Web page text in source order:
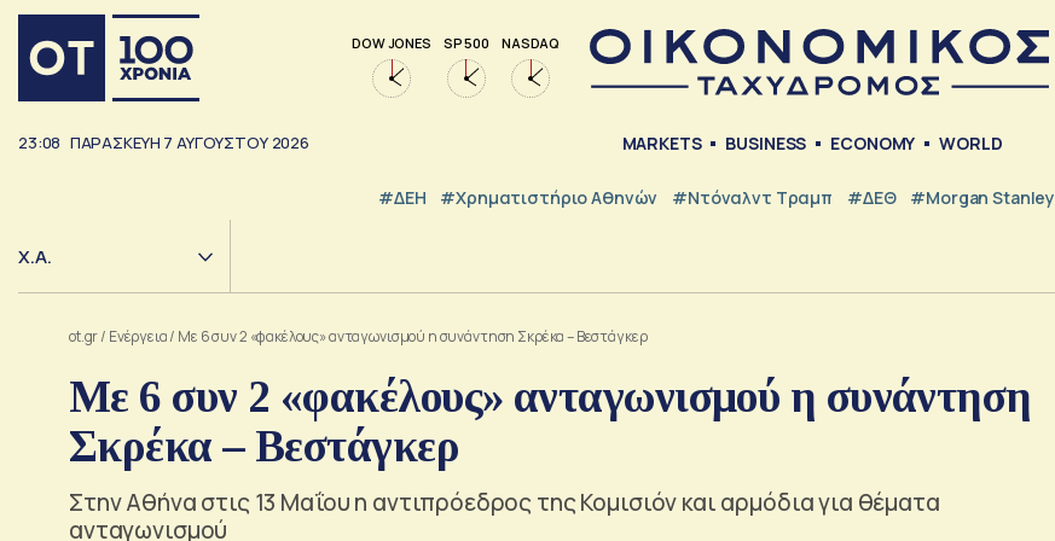
DOW JONES SP 500 NASDAQ
23:08 ΠΑΡΑΣΚΕΥΉ 7 ΑΥΓΟΎΣΤΟΥ 2026 MARKETS BUSINESS ECONOMY WORLD
#ΔΕΗ #Χρηματιστήριο Αθηνών #Ντόναλντ Τραμπ #ΔΕΘ #Morgan Stanley
Χ.Α.
ot.gr/ Ενέργεια/ Με 6 συν 2 «φακέλους» ανταγωνισμού η συνάντηση Σκρέκα – Βεστάγκερ
Με 6 συν 2 «φακέλους» ανταγωνισμού η συνάντηση
Σκρέκα – Βεστάγκερ
Στην Αθήνα στις 13 Μαΐου η αντιπρόεδρος της Κομισιόν και αρμόδια για θέματα
ανταγωνισμού